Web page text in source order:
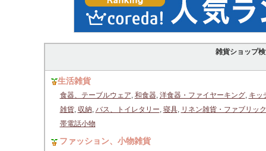
雑貨ショップ
生活雑貨
食器、テーブルウェア, 和食器, 洋食器・ファイヤーキング, キッ
雑貨, 収納, バス、トイレタリー, 寝具, リネン雑貨・ファブリック
帯電話小物
ファッション、小物雑貨